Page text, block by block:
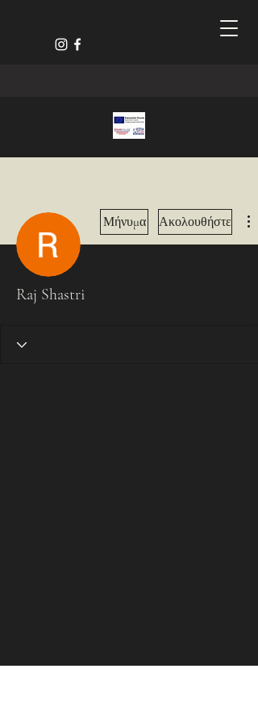
Μήνυμα Ακολουθήστε
Raj Shastri